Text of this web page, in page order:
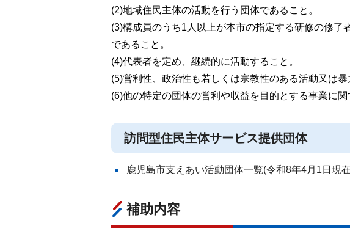
(2)地域住民主体の活動を行う団体であること。
(3)構成員のうち1人以上が本市の指定する研修の修
であること。
(4)代表者を定め、継続的に活動すること。
(5)営利性、政治性も若しくは宗教性のある活動又は
(6)他の特定の団体の営利や収益を目的とする事業に関
訪問型住民主体サービス提供団体
鹿児島市支えあい活動団体一覧(令和8年4月1日現
補助内容